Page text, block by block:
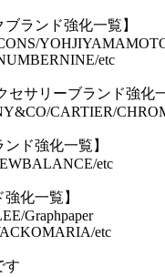
ブランド強化一覧】
etc
セサリーブランド強化
CARTIER/
ンド強化一覧】
etc
化一覧】
Graphpaper
etc
す